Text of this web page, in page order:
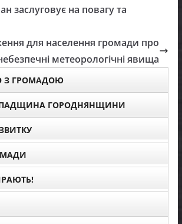
заслуговує на повагу та
для населення громади про
метеорологічні явища
З ГРОМАДОЮ
ГОРОДНЯНЩИНИ